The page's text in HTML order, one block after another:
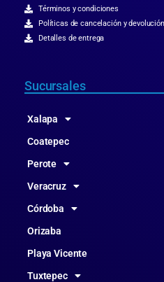
Términos y condiciones
Políticas de cancelación y devolución
Detalles de entrega
Sucursales
Xalapa
Coatepec
Perote
Veracruz
Córdoba
Orizaba
Playa Vicente
Tuxtepec